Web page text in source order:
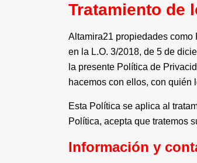
Tratamiento de
Altamira21 propiedades como
en la L.O. 3/2018, de 5 de
la presente Política de
hacemos con ellos, con quién
Esta Política se aplica al
Política, acepta que tratemos
Información y